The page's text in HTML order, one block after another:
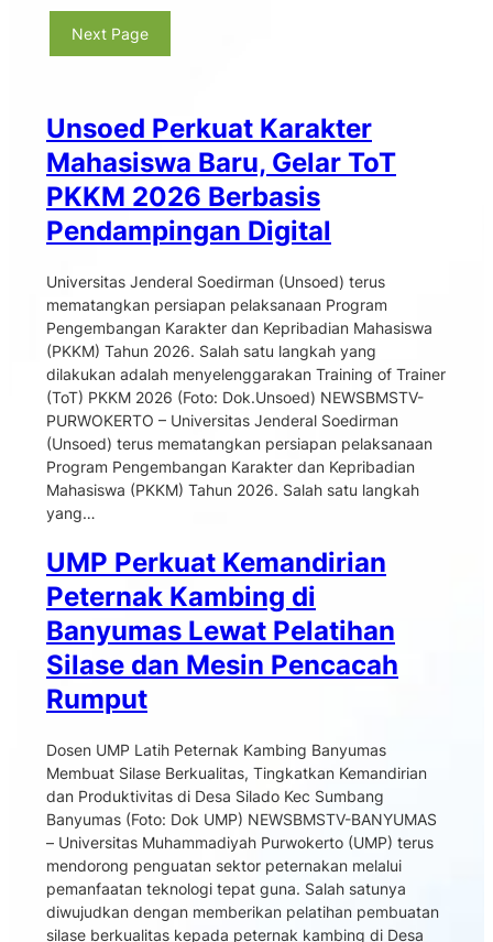
Next Page
Unsoed Perkuat Karakter
Mahasiswa Baru, Gelar ToT
PKKM 2026 Berbasis
Pendampingan Digital
Universitas Jenderal Soedirman (Unsoed) terus
mematangkan persiapan pelaksanaan Program
Pengembangan Karakter dan Kepribadian Mahasiswa
(PKKM) Tahun 2026. Salah satu langkah yang
dilakukan adalah menyelenggarakan Training of Trainer
(ToT) PKKM 2026 (Foto: Dok.Unsoed) NEWSBMSTV-
PURWOKERTO – Universitas Jenderal Soedirman
(Unsoed) terus mematangkan persiapan pelaksanaan
Program Pengembangan Karakter dan Kepribadian
Mahasiswa (PKKM) Tahun 2026. Salah satu langkah
yang…
UMP Perkuat Kemandirian
Peternak Kambing di
Banyumas Lewat Pelatihan
Silase dan Mesin Pencacah
Rumput
Dosen UMP Latih Peternak Kambing Banyumas
Membuat Silase Berkualitas, Tingkatkan Kemandirian
dan Produktivitas di Desa Silado Kec Sumbang
Banyumas (Foto: Dok UMP) NEWSBMSTV-BANYUMAS
– Universitas Muhammadiyah Purwokerto (UMP) terus
mendorong penguatan sektor peternakan melalui
pemanfaatan teknologi tepat guna. Salah satunya
diwujudkan dengan memberikan pelatihan pembuatan
silase berkualitas kepada peternak kambing di Desa